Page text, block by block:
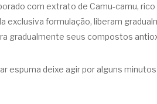
com extrato de Camu-camu, rico
formulação, liberam
gradualmente seus compostos
deixe agir por alguns